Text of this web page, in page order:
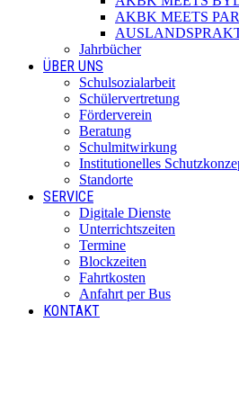
AKBK MEETS
Jahrbücher
ÜBER UNS
Schulsozialarbeit
Schülervertretung
Förderverein
Beratung
Schulmitwirkung
Institutionelles
Standorte
SERVICE
Digitale Dienste
Unterrichtszeiten
Termine
Blockzeiten
Fahrtkosten
Anfahrt per Bus
KONTAKT